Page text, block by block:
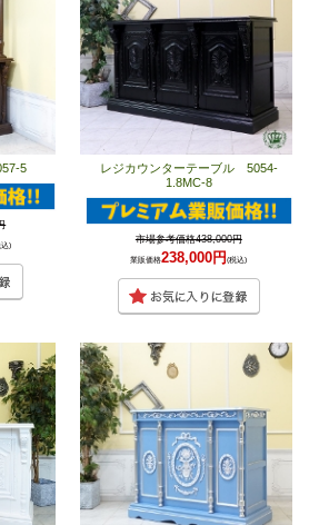
5
込)
レジカウンターテーブル 5054-
1.8MC-8
市場参考価格438,000円
業販価格238,000円(税込)